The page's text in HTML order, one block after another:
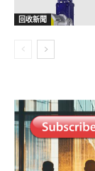
回收新聞